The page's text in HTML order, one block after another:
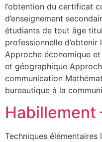
l’obtention du certificat
d’enseignement
étudiants de tout âge
professionnelle d’obtenir
Approche économique
et géographique
communication
bureautique à la
Habillement
Techniques élémentaires